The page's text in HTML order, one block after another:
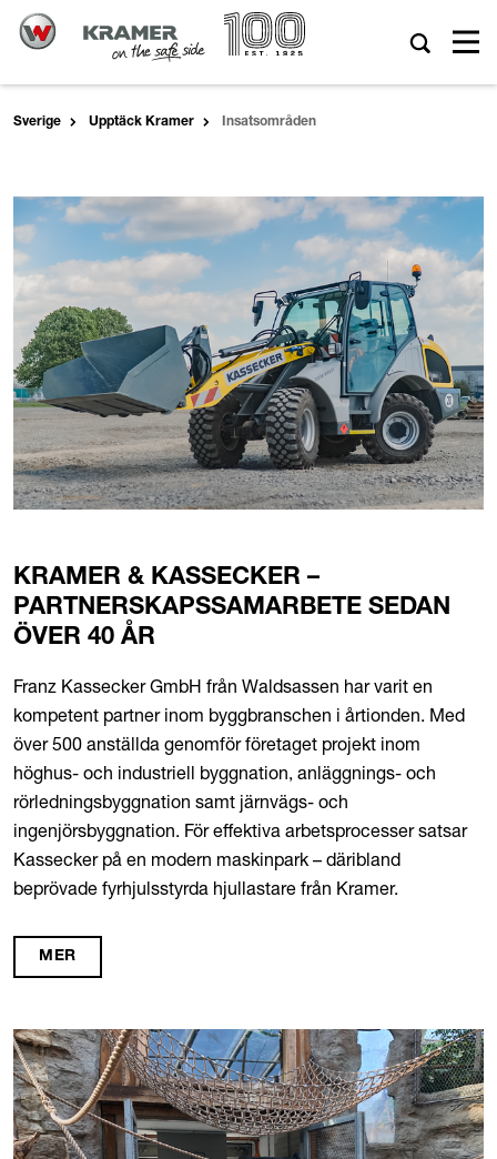
Sverige Upptäck Kramer Insatsområden
KRAMER & KASSECKER –
PARTNERSKAPSSAMARBETE SEDAN
ÖVER 40 ÅR
Franz Kassecker GmbH från Waldsassen har varit en
kompetent partner inom byggbranschen i årtionden. Med
över 500 anställda genomför företaget projekt inom
höghus- och industriell byggnation, anläggnings- och
rörledningsbyggnation samt järnvägs- och
ingenjörsbyggnation. För effektiva arbetsprocesser satsar
Kassecker på en modern maskinpark – däribland
beprövade fyrhjulsstyrda hjullastare från Kramer.
MER